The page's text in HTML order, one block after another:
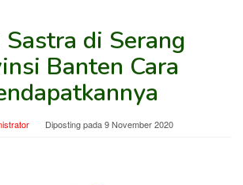
Sastra di Serang
Banten Cara
Diposting pada9 November 2020